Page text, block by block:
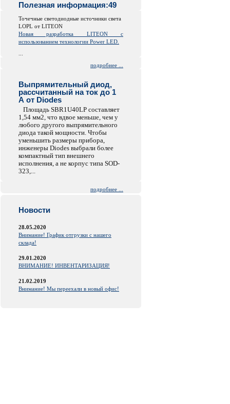
Полезная информация:49
Точечные светодиодные источники света
LOPL от LITEON
Новая разработка LITEON с
использованием технологии Power LED.
подробнее ...
Выпрямительный диод,
рассчитанный на ток до 1
А от Diodes
Площадь SBR1U40LP составляет
1,54 мм2, что вдвое меньше, чем у
любого другого выпрямительного
диода такой мощности. Чтобы
уменьшить размеры прибора,
инженеры Diodes выбрали более
компактный тип внешнего
исполнения, а не корпус типа SOD-
323,...
подробнее ...
Новости
28.05.2020
Внимание! График отгрузки с нашего
склада!
29.01.2020
ВНИМАНИЕ! ИНВЕНТАРИЗАЦИЯ!
21.02.2019
Внимание! Мы переехали в новый офис!